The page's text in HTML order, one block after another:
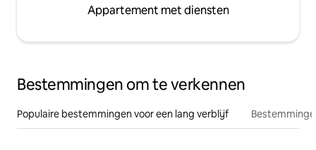
Appartement met diensten
Bestemmingen om te verkennen
Populaire bestemmingen voor een lang verblijf